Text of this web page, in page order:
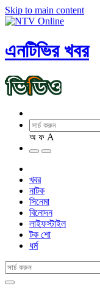
Skip to main content
এনটিভির খবর
অ ফ A
খবর
নাটক
সিনেমা
বিনোদন
লাইফস্টাইল
টক শো
ধর্ম